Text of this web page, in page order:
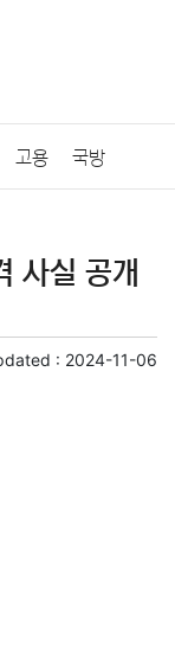
고용 국방
폐 블록체인
권 인테리어
사실 공개
: 2024-11-06